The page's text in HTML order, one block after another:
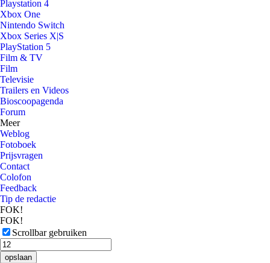
Playstation 4
Xbox One
Nintendo Switch
Xbox Series X|S
PlayStation 5
Film & TV
Film
Televisie
Trailers en Videos
Bioscoopagenda
Forum
Meer
Weblog
Fotoboek
Prijsvragen
Contact
Colofon
Feedback
Tip de redactie
FOK!
FOK!
Scrollbar gebruiken
opslaan